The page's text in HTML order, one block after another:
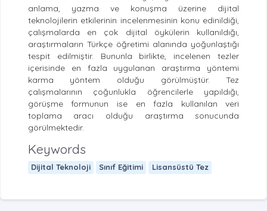
anlama, yazma ve konuşma üzerine dijital
teknolojilerin etkilerinin incelenmesinin konu edinildiği,
çalışmalarda en çok dijital öykülerin kullanıldığı,
araştırmaların Türkçe öğretimi alanında yoğunlaştığı
tespit edilmiştir. Bununla birlikte, incelenen tezler
içerisinde en fazla uygulanan araştırma yöntemi
karma yöntem olduğu görülmüştür. Tez
çalışmalarının çoğunlukla öğrencilerle yapıldığı,
görüşme formunun ise en fazla kullanılan veri
toplama aracı olduğu araştırma sonucunda
görülmektedir.
Keywords
Dijital Teknoloji Sınıf Eğitimi Lisansüstü Tez